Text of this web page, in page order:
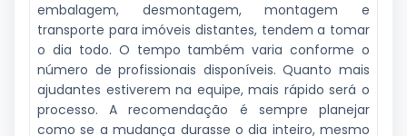
embalagem, desmontagem, montagem e
transporte para imóveis distantes, tendem a tomar
o dia todo. O tempo também varia conforme o
número de profissionais disponíveis. Quanto mais
ajudantes estiverem na equipe, mais rápido será o
processo. A recomendação é sempre planejar
como se a mudança durasse o dia inteiro, mesmo